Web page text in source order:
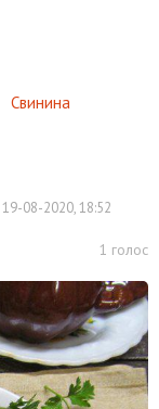
Свинина
19-08-2020, 18:52
1 голос